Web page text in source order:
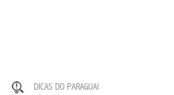
DICAS DO PARAGUAI